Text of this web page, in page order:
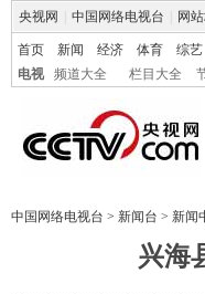
央视网 中国网络电视台 网
首页 新闻 经济 体育 综艺
电视
频道大全 栏目大全
中国网络电视台 > 新闻台 > 新闻
兴海